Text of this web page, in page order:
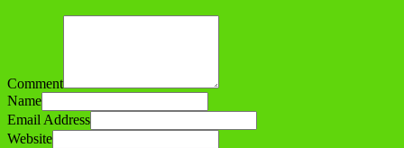
Comment
Name
Email Address
Website